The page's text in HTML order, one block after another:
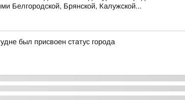
Белгородской, Брянской, Калужской...
был присвоен статус города